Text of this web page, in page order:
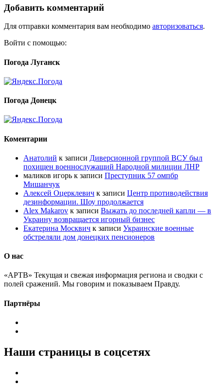
Добавить комментарий
Для отправки комментария вам необходимо авторизоваться.
Войти с помощью:
Погода Луганск
Погода Донецк
Коментарии
Анатолий к записи Диверсионной группой ВСУ был
похищен военнослужащий Народной милиции ЛНР
маликов игорь к записи Преступник 57 омпбр
Мишанчук
Алексей Оцерклевич к записи Центр противодействия
дезинформации. Шоу продолжается
Alex Makarov к записи Выжать до последней капли — в
Украину возвращается игорный бизнес
Екатерина Москвич к записи Украинские военные
обстреляли дом донецких пенсионеров
О нас
«АРТВ» Текущая и свежая информация региона и сводки с
полей сражений. Мы говорим и показываем Правду.
Партнёры
Наши страницы в соцсетях